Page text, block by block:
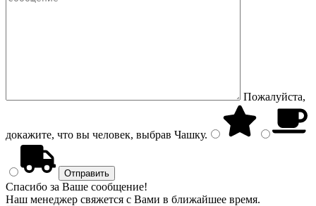
Пожалуйста,
докажите, что вы человек, выбрав Чашку.
Спасибо за Ваше сообщение!
Наш менеджер свяжется с Вами в ближайшее время.